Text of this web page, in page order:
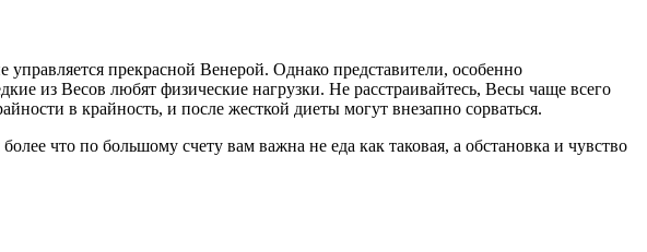
прекрасной Венерой. Однако представители, особенно
из Весов любят физические нагрузки. Не расстраивайтесь, Весы чаще всего
в крайность, и после жесткой диеты могут внезапно сорваться.
что по большому счету вам важна не еда как таковая, а обстановка и чувство